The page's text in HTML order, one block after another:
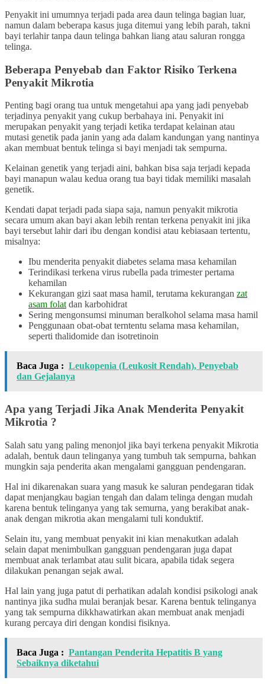
Penyakit ini umumnya terjadi pada area daun telinga bagian luar,
namun dalam beberapa kasus juga ditemui yang lebih parah, takni
bayi terlahir tanpa daun telinga bahkan liang atau saluran rongga
telinga.
Beberapa Penyebab dan Faktor Risiko Terkena
Penyakit Mikrotia
Penting bagi orang tua untuk mengetahui apa yang jadi penyebab
terjadinya penyakit yang cukup berbahaya ini. Penyakit ini
merupakan penyakit yang terjadi ketika terdapat kelainan atau
mutasi genetik pada janin yang ada dalam kandungan yang nantinya
akan membuat bentuk telinga si bayi menjadi tak sempurna.
Kelainan genetik yang terjadi aini, bahkan bisa saja terjadi kepada
bayi manapun walau kedua orang tua bayi tidak memiliki masalah
genetik.
Kendati dapat terjadi pada siapa saja, namun penyakit mikrotia
secara umum akan bayi akan lebih rentan terkena penyakit ini jika
bayi tersebut lahir dari ibu dengan kondisi atau kebiasaan tertentu,
misalnya:
Ibu menderita penyakit diabetes selama masa kehamilan
Terindikasi terkena virus rubella pada trimester pertama
kehamilan
Kekurangan gizi saat masa hamil, terutama kekurangan zat
asam folat dan karbohidrat
Sering mengonsumsi minuman beralkohol selama masa hamil
Penggunaan obat-obat terntentu selama masa kehamilan,
seperti thalidomide dan isotretinoin
Baca Juga : Leukopenia (Leukosit Rendah), Penyebab
dan Gejalanya
Apa yang Terjadi Jika Anak Menderita Penyakit
Mikrotia ?
Salah satu yang paling menonjol jika bayi terkena penyakit Mikrotia
adalah, bentuk daun telinganya yang tumbuh tak sempurna, bahkan
mungkin saja penderita akan mengalami gangguan pendengaran.
Hal ini dikarenakan suara yang masuk ke saluran pendegaran tidak
dapat menjangkau bagian tengah dan dalam telinga dengan mudah
karena bentuk telinganya yang tak semurna, yang berakibat anak-
anak dengan mikrotia akan mengalami tuli konduktif.
Selain itu, yang membuat penyakit ini kian menakutkan adalah
selain dapat menimbulkan gangguan pendengaran juga dapat
membuat anak terlambat atau sulit bicara, apabila tidak segera
dilakukan penangan sejak awal.
Hal lain yang juga patut di perhatikan adalah kondisi psikologi anak
nantinya jika sudha mulai beranjak besar. Karena bentuk telinganya
yang tak sempurna dikkhawatirkan akan membuat anak menjadi
kurang percaya diri dengan kondisi fisiknya.
Baca Juga : Pantangan Penderita Hepatitis B yang
Sebaiknya diketahui